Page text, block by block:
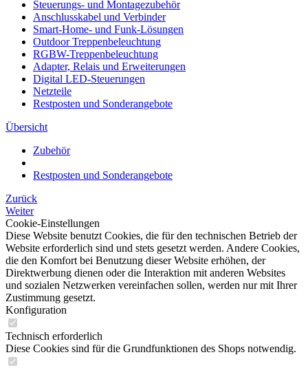
Steuerungs- und Montagezubehör
Anschlusskabel und Verbinder
Smart-Home- und Funk-Lösungen
Outdoor Treppenbeleuchtung
RGBW-Treppenbeleuchtung
Adapter, Relais und Erweiterungen
Digital LED-Steuerungen
Netzteile
Restposten und Sonderangebote
Übersicht
Zubehör
Restposten und Sonderangebote
Zurück
Weiter
Cookie-Einstellungen
Diese Website benutzt Cookies, die für den technischen Betrieb der
Website erforderlich sind und stets gesetzt werden. Andere Cookies,
die den Komfort bei Benutzung dieser Website erhöhen, der
Direktwerbung dienen oder die Interaktion mit anderen Websites
und sozialen Netzwerken vereinfachen sollen, werden nur mit Ihrer
Zustimmung gesetzt.
Konfiguration
Technisch erforderlich
Diese Cookies sind für die Grundfunktionen des Shops notwendig.